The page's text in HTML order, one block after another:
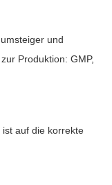
und
Produktion: GMP,
ist auf die korrekte